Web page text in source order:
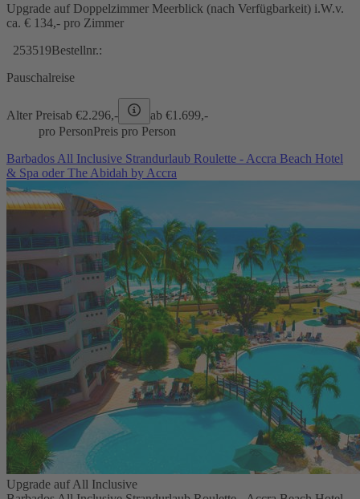
Upgrade auf Doppelzimmer Meerblick (nach Verfügbarkeit) i.W.v.
ca. € 134,- pro Zimmer
253519Bestellnr.:
Pauschalreise
Alter Preisab €2.296,- ab €1.699,-
pro PersonPreis pro Person
Barbados All Inclusive Strandurlaub Roulette - Accra Beach Hotel
& Spa oder The Abidah by Accra
Upgrade auf All Inclusive